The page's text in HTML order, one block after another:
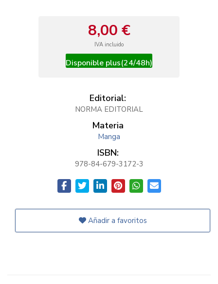
8,00 €
IVA incluido
Disponible plus(24/48h)
Editorial:
NORMA EDITORIAL
Materia
Manga
ISBN:
978-84-679-3172-3
Añadir a favoritos